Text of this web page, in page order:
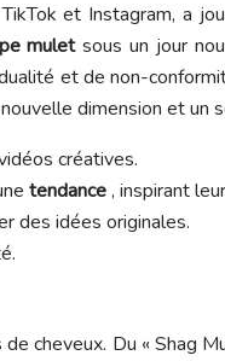
et Instagram, a
muletsous un jour
et de non-
dimension et un
créatives.
tendance, inspirant
des idées originales.
cheveux. Du « Shag